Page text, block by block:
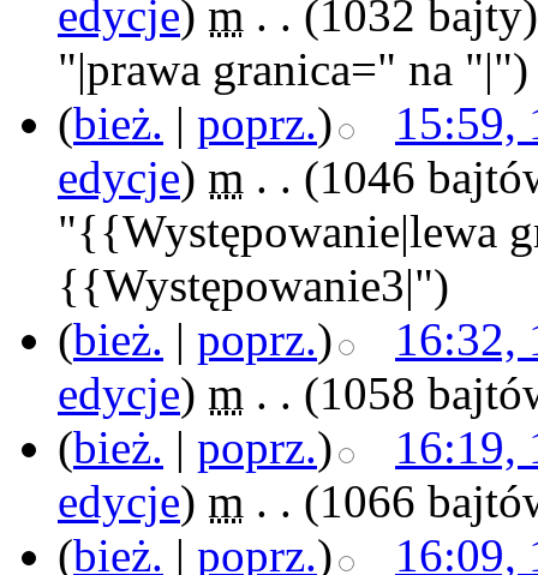
edycje) m . . (1032 bajty)
"|prawa granica=" na "|")
(bież. | poprz.)
15:59,
edycje) m . . (1046
"{{Występowanie|lewa
{{Występowanie3|")
(bież. | poprz.)
16:32,
edycje) m . . (1058
(bież. | poprz.)
16:19,
edycje) m . . (1066
(bież. | poprz.)
16:09,